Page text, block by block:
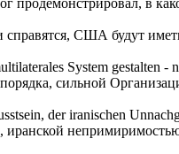
продемонстрировал, в
справятся, США будут
System gestalten -
сильной
der iranischen